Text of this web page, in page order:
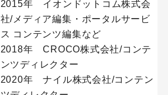
2015年 イオンドットコム株式会
社/メディア編集・ポータルサービ
ス コンテンツ編集など
2018年 CROCO株式会社/コンテ
ンツディレクター
2020年 ナイル株式会社/コンテン